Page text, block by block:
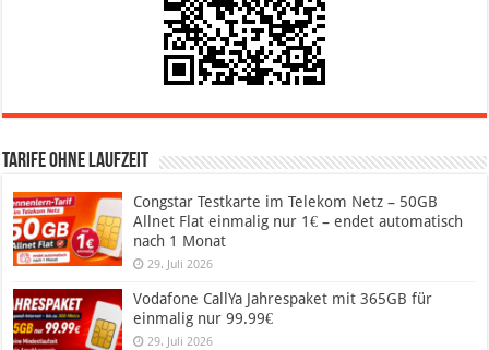
Tarife ohne Laufzeit
Congstar Testkarte im Telekom Netz – 50GB
Allnet Flat einmalig nur 1€ – endet automatisch
nach 1 Monat
29. Juli 2026
Vodafone CallYa Jahrespaket mit 365GB für
einmalig nur 99.99€
29. Juli 2026